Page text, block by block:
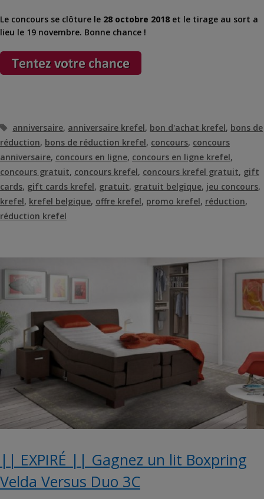
Le concours se clôture le 28 octobre 2018 et le tirage au sort a
lieu le 19 novembre. Bonne chance !
Étiquettes
anniversaire, anniversaire krefel, bon d'achat krefel, bons de
réduction, bons de réduction krefel, concours, concours
anniversaire, concours en ligne, concours en ligne krefel,
concours gratuit, concours krefel, concours krefel gratuit, gift
cards, gift cards krefel, gratuit, gratuit belgique, jeu concours,
krefel, krefel belgique, offre krefel, promo krefel, réduction,
réduction krefel
|| EXPIRÉ || Gagnez un lit Boxpring
Velda Versus Duo 3C